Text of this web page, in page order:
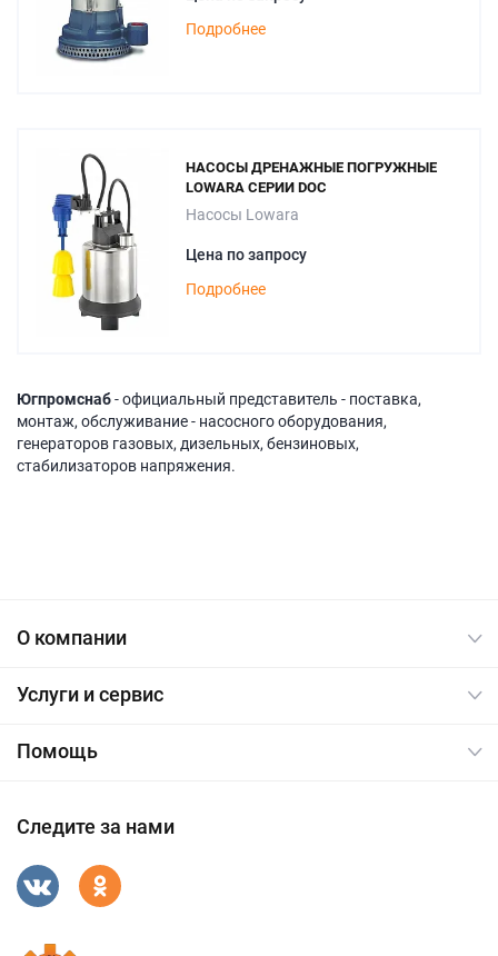
Подробнее
НАСОСЫ ДРЕНАЖНЫЕ ПОГРУЖНЫЕ
LOWARA СЕРИИ DOC
Насосы Lowara
Цена по запросу
Подробнее
Югпромснаб- официальный представитель - поставка,
монтаж, обслуживание - насосного оборудования,
генераторов газовых, дизельных, бензиновых,
стабилизаторов напряжения.
О компании
Услуги и сервис
Помощь
Следите за нами